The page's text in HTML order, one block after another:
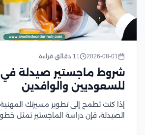
2026-08-01 11 دقائق قراءة
شروط ماجستير صيدلة
للسعوديين والوافدين
إذا كنت تطمح إلى تطوير مسيرتك
الصيدلة، فإن دراسة الماجستير تمثل